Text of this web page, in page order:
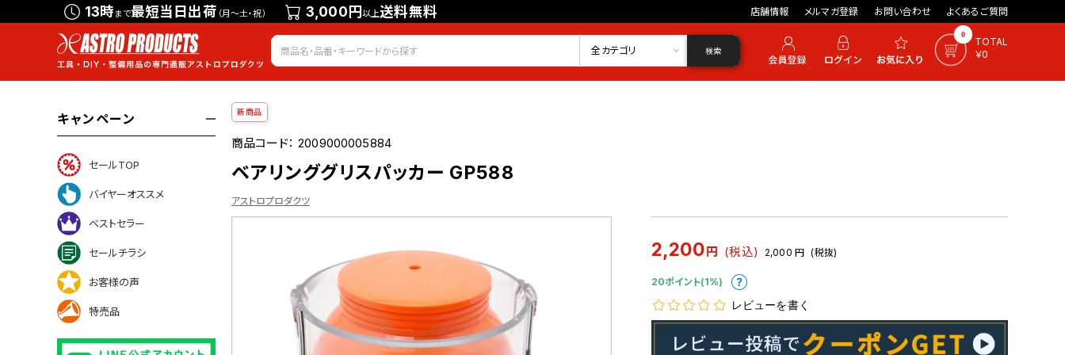
13時まで最短当日出荷 （月～土・祝） 3,000円以上送料無料 店舗情報 メルマガ登録 お問い合わせ よくあるご質問
会員登録 ログイン お気に入り 0
TOTAL
￥0
全カテゴリ 検索
キャンペーン
セールTOP
バイヤーオススメ
ベストセラー
セールチラシ
お客様の声
特売品
新商品
商品コード：2009000005884
ベアリンググリスパッカー GP588
アストロプロダクツ
2,200円 (税込) 2,000 円 (税抜)
20ポイント(1%)
レビューを書く